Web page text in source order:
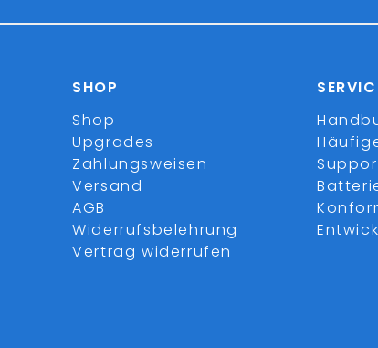
SHOP
Shop
Upgrades
Zahlungsweisen
Versand
AGB
Widerrufsbelehrung
Vertrag widerrufen